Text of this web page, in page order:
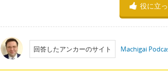
役に立
回答したアンカーのサイト Machigai